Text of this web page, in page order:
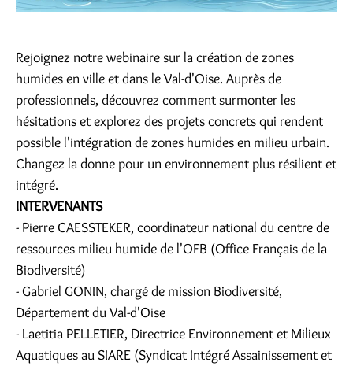
Rejoignez notre webinaire sur la création de zones
humides en ville et dans le Val-d'Oise. Auprès de
professionnels, découvrez comment surmonter les
hésitations et explorez des projets concrets qui rendent
possible l'intégration de zones humides en milieu urbain.
Changez la donne pour un environnement plus résilient et
intégré.
INTERVENANTS
- Pierre CAESSTEKER, coordinateur national du centre de
ressources milieu humide de l'OFB (Office Français de la
Biodiversité)
- Gabriel GONIN, chargé de mission Biodiversité,
Département du Val-d'Oise
- Laetitia PELLETIER, Directrice Environnement et Milieux
Aquatiques au SIARE (Syndicat Intégré Assainissement et